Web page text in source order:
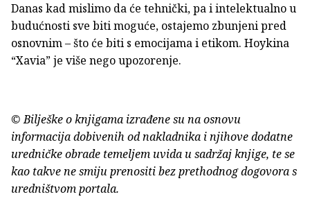
Danas kad mislimo da će tehnički, pa i intelektualno u
budućnosti sve biti moguće, ostajemo zbunjeni pred
osnovnim – što će biti s emocijama i etikom. Hoykina
“Xavia” je više nego upozorenje.
© Bilješke o knjigama izrađene su na osnovu
informacija dobivenih od nakladnika i njihove dodatne
uredničke obrade temeljem uvida u sadržaj knjige, te se
kao takve ne smiju prenositi bez prethodnog dogovora s
uredništvom portala.